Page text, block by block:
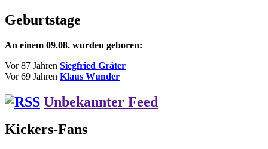
Geburtstage
An einem 09.08. wurden geboren:
Vor 87 Jahren Siegfried Gräter
Vor 69 Jahren Klaus Wunder
Unbekannter Feed
Kickers-Fans